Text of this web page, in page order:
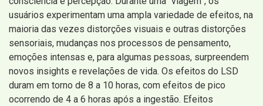
usuários experimentam uma ampla variedade de efeitos, na
maioria das vezes distorções visuais e outras distorções
sensoriais, mudanças nos processos de pensamento,
emoções intensas e, para algumas pessoas, surpreendem
novos insights e revelações de vida. Os efeitos do LSD
duram em torno de 8 a 10 horas, com efeitos de pico
ocorrendo de 4 a 6 horas após a ingestão. Efeitos